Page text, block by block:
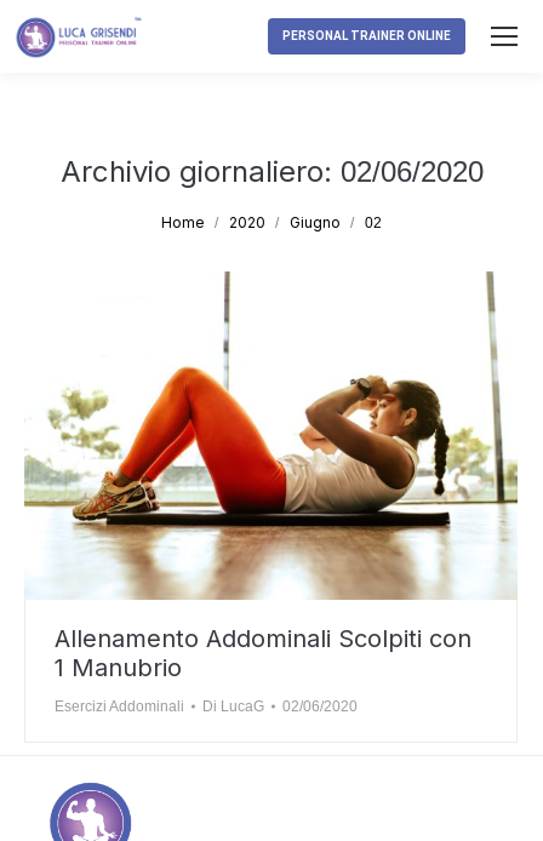
PERSONAL TRAINER ONLINE
Archivio giornaliero: 02/06/2020
Tu sei qui:
Home 2020 Giugno 02
Allenamento Addominali Scolpiti con
1 Manubrio
Esercizi Addominali Di LucaG 02/06/2020